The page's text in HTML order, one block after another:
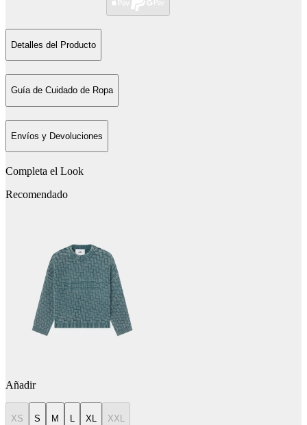
Detalles del Producto
Guía de Cuidado de Ropa
Envíos y Devoluciones
Completa el Look
Recomendado
Añadir
XS S M L XL XXL